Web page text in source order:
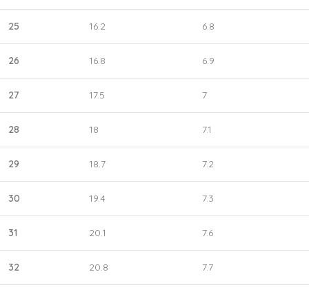
25 16.2 6.8
26 16.8 6.9
27 17.5 7
28 18 7.1
29 18.7 7.2
30 19.4 7.3
31 20.1 7.6
32 20.8 7.7